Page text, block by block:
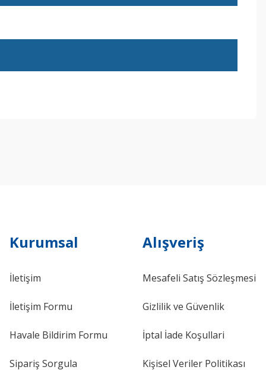
Kurumsal
İletişim
İletişim Formu
Havale Bildirim Formu
Sipariş Sorgula
Alışveriş
Mesafeli Satış Sözleşmesi
Gizlilik ve Güvenlik
İptal İade Koşullari
Kişisel Veriler Politikası